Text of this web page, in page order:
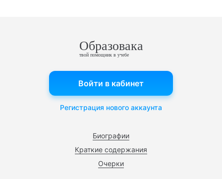
Образовака
твой помощник в учебе
Биографии
Краткие содержания
Очерки
Войти в кабинет
Регистрация нового аккаунта